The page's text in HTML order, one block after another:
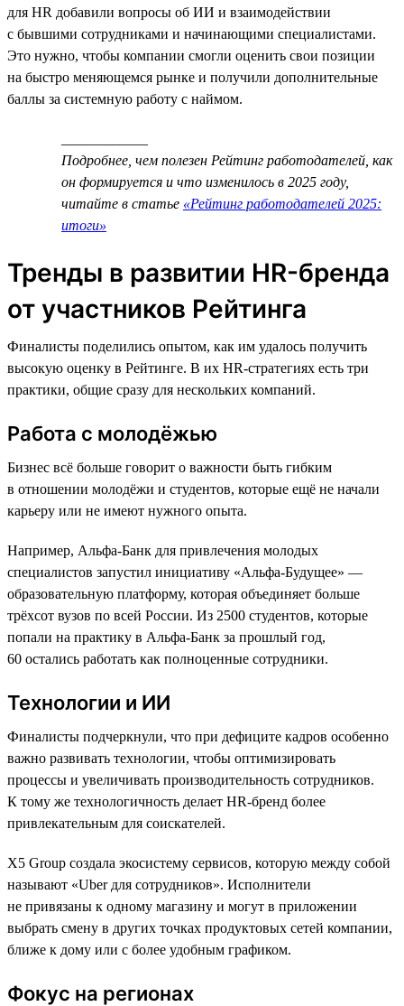
для HR добавили вопросы об ИИ и взаимодействии
с бывшими сотрудниками и начинающими специалистами.
Это нужно, чтобы компании смогли оценить свои позиции
на быстро меняющемся рынке и получили дополнительные
баллы за системную работу с наймом.
Подробнее, чем полезен Рейтинг работодателей, как
он формируется и что изменилось в 2025 году,
читайте в статье «Рейтинг работодателей 2025:
итоги»
Тренды в развитии HR-бренда
от участников Рейтинга
Финалисты поделились опытом, как им удалось получить
высокую оценку в Рейтинге. В их HR-стратегиях есть три
практики, общие сразу для нескольких компаний.
Работа с молодёжью
Бизнес всё больше говорит о важности быть гибким
в отношении молодёжи и студентов, которые ещё не начали
карьеру или не имеют нужного опыта.
Например, Альфа-Банк для привлечения молодых
специалистов запустил инициативу «Альфа-Будущее» —
образовательную платформу, которая объединяет больше
трёхсот вузов по всей России. Из 2500 студентов, которые
попали на практику в Альфа-Банк за прошлый год,
60 остались работать как полноценные сотрудники.
Технологии и ИИ
Финалисты подчеркнули, что при дефиците кадров особенно
важно развивать технологии, чтобы оптимизировать
процессы и увеличивать производительность сотрудников.
К тому же технологичность делает HR-бренд более
привлекательным для соискателей.
X5 Group создала экосистему сервисов, которую между собой
называют «Uber для сотрудников». Исполнители
не привязаны к одному магазину и могут в приложении
выбрать смену в других точках продуктовых сетей компании,
ближе к дому или с более удобным графиком.
Фокус на регионах